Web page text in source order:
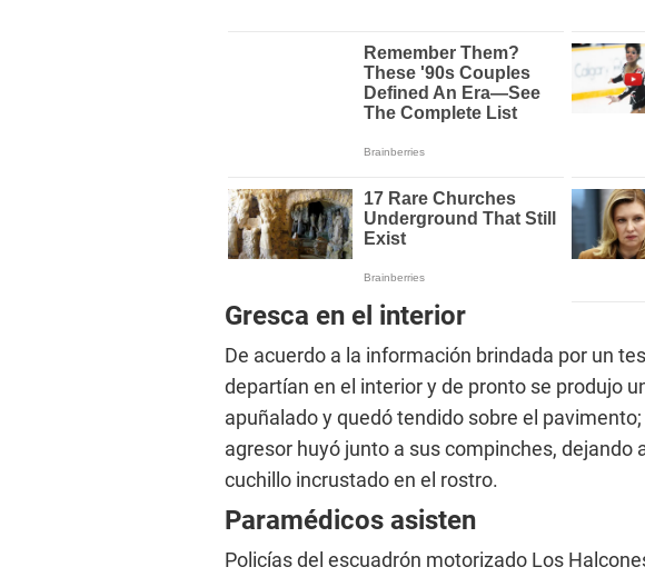
Gresca en el interior
De acuerdo a la información brindada por un
departían en el interior y de pronto se produjo
apuñalado y quedó tendido sobre el
agresor huyó junto a sus compinches, dejando
cuchillo incrustado en el rostro.
Paramédicos asisten
Policías del escuadrón motorizado Los